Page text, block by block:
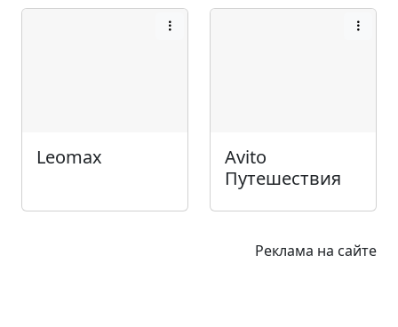
Leomax
Avito
Путешествия
Реклама на сайте